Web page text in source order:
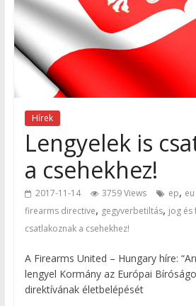
Hírek
Lengyelek is
a csehekhez!
2017-11-14 3759 Views ep,
firearms directive, gegyverbetiltás, jog és
csatlakoznak a csehekhez!
A Firearms United – Hungary híre:
lengyel Kormány az Európai
direktívának életbelépését